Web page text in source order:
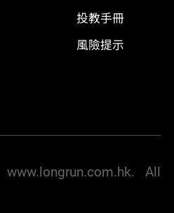
投教手冊
風險提示
All